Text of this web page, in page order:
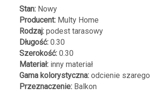
Stan: Nowy
Producent: Multy Home
Rodzaj: podest tarasowy
Długość: 0.30
Szerokość: 0.30
Materiał: inny materiał
Gama kolorystyczna: odcienie szarego
Przeznaczenie: Balkon